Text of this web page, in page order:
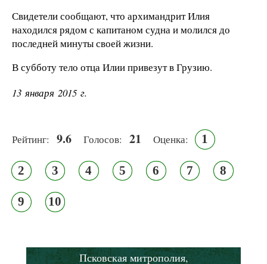
Свидетели сообщают, что архимандрит Илия
находился рядом с капитаном судна и молился до
последней минуты своей жизни.
В субботу тело отца Илии привезут в Грузию.
13 января 2015 г.
Рейтинг: 9.6 Голосов: 21 Оценка: 1
2 3 4 5 6 7 8
9 10
Псковская митрополия,